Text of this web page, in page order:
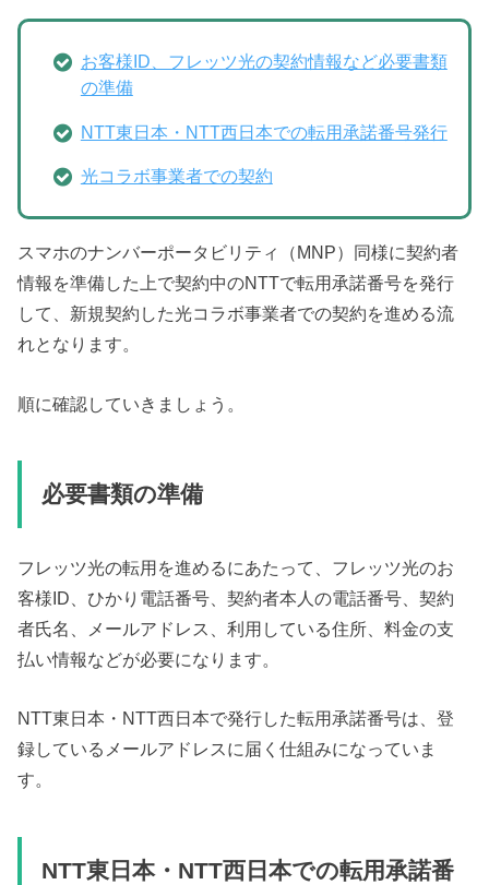
お客様ID、フレッツ光の契約情報など必要書類
の準備
NTT東日本・NTT西日本での転用承諾番号発行
光コラボ事業者での契約
スマホのナンバーポータビリティ（MNP）同様に契約者
情報を準備した上で契約中のNTTで転用承諾番号を発行
して、新規契約した光コラボ事業者での契約を進める流
れとなります。
順に確認していきましょう。
必要書類の準備
フレッツ光の転用を進めるにあたって、フレッツ光のお
客様ID、ひかり電話番号、契約者本人の電話番号、契約
者氏名、メールアドレス、利用している住所、料金の支
払い情報などが必要になります。
NTT東日本・NTT西日本で発行した転用承諾番号は、登
録しているメールアドレスに届く仕組みになっていま
す。
NTT東日本・NTT西日本での転用承諾番